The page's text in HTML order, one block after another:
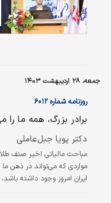
جمعه، ۲۸ اردیبهشت ۱۴۰۳
روزنامه شماره ۶۰۱۲
برادر بزرگ، همه ما را
دکتر پویا جبل‌عاملی
مباحث مالیاتی اخیر صنف
مواردی که می‌تواند در ذهن
ایران امروز وجود داشته